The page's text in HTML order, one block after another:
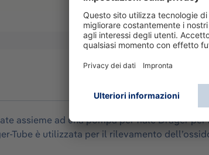
assieme ad una pompa per fiale Dräger
Tube è utilizzata per il rilevamento